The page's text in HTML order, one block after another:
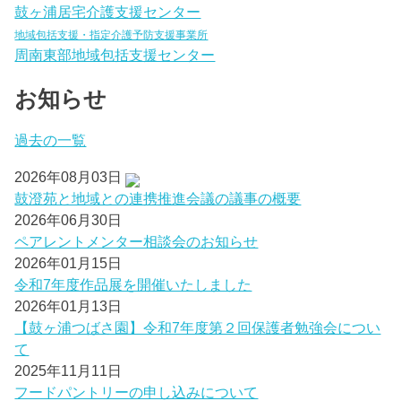
鼓ヶ浦居宅介護支援センター
地域包括支援・指定介護予防支援事業所
周南東部地域包括支援センター
お知らせ
過去の一覧
2026年08月03日
鼓澄苑と地域との連携推進会議の議事の概要
2026年06月30日
ペアレントメンター相談会のお知らせ
2026年01月15日
令和7年度作品展を開催いたしました
2026年01月13日
【鼓ヶ浦つばさ園】令和7年度第２回保護者勉強会につい
て
2025年11月11日
フードパントリーの申し込みについて